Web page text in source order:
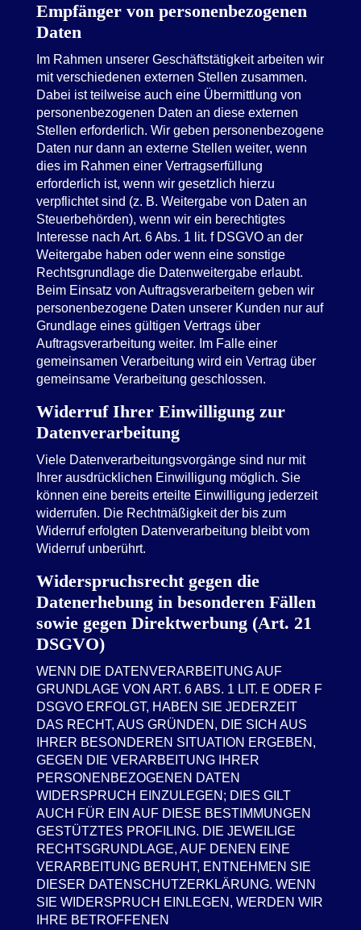
Empfänger von personenbezogenen
Daten
Im Rahmen unserer Geschäftstätigkeit arbeiten wir
mit verschiedenen externen Stellen zusammen.
Dabei ist teilweise auch eine Übermittlung von
personenbezogenen Daten an diese externen
Stellen erforderlich. Wir geben personenbezogene
Daten nur dann an externe Stellen weiter, wenn
dies im Rahmen einer Vertragserfüllung
erforderlich ist, wenn wir gesetzlich hierzu
verpflichtet sind (z. B. Weitergabe von Daten an
Steuerbehörden), wenn wir ein berechtigtes
Interesse nach Art. 6 Abs. 1 lit. f DSGVO an der
Weitergabe haben oder wenn eine sonstige
Rechtsgrundlage die Datenweitergabe erlaubt.
Beim Einsatz von Auftragsverarbeitern geben wir
personenbezogene Daten unserer Kunden nur auf
Grundlage eines gültigen Vertrags über
Auftragsverarbeitung weiter. Im Falle einer
gemeinsamen Verarbeitung wird ein Vertrag über
gemeinsame Verarbeitung geschlossen.
Widerruf Ihrer Einwilligung zur
Datenverarbeitung
Viele Datenverarbeitungsvorgänge sind nur mit
Ihrer ausdrücklichen Einwilligung möglich. Sie
können eine bereits erteilte Einwilligung jederzeit
widerrufen. Die Rechtmäßigkeit der bis zum
Widerruf erfolgten Datenverarbeitung bleibt vom
Widerruf unberührt.
Widerspruchsrecht gegen die
Datenerhebung in besonderen Fällen
sowie gegen Direktwerbung (Art. 21
DSGVO)
WENN DIE DATENVERARBEITUNG AUF
GRUNDLAGE VON ART. 6 ABS. 1 LIT. E ODER F
DSGVO ERFOLGT, HABEN SIE JEDERZEIT
DAS RECHT, AUS GRÜNDEN, DIE SICH AUS
IHRER BESONDEREN SITUATION ERGEBEN,
GEGEN DIE VERARBEITUNG IHRER
PERSONENBEZOGENEN DATEN
WIDERSPRUCH EINZULEGEN; DIES GILT
AUCH FÜR EIN AUF DIESE BESTIMMUNGEN
GESTÜTZTES PROFILING. DIE JEWEILIGE
RECHTSGRUNDLAGE, AUF DENEN EINE
VERARBEITUNG BERUHT, ENTNEHMEN SIE
DIESER DATENSCHUTZERKLÄRUNG. WENN
SIE WIDERSPRUCH EINLEGEN, WERDEN WIR
IHRE BETROFFENEN